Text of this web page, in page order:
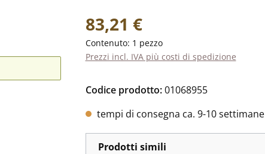
Prezzo normale:
83,21 €
Contenuto: 1 pezzo
Prezzi incl. IVA più costi di spedizione
Codice prodotto:01068955
tempi di consegna ca. 9-10 settimane
Prodotti simili